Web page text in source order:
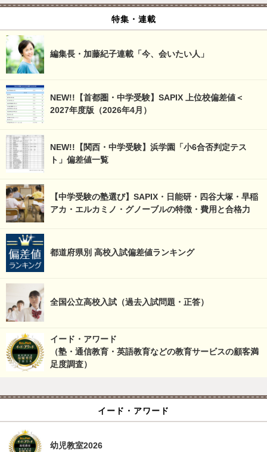
特集・連載
編集長・加藤紀子連載「今、会いたい人」
NEW!!【首都圏・中学受験】SAPIX 上位校偏差値＜
2027年度版（2026年4月）
NEW!!【関西・中学受験】浜学園「小6合否判定テス
ト」偏差値一覧
【中学受験の塾選び】SAPIX・日能研・四谷大塚・早稲
アカ・エルカミノ・グノーブルの特徴・費用と合格力
都道府県別 高校入試偏差値ランキング
全国公立高校入試（過去入試問題・正答）
イード・アワード
（塾・通信教育・英語教育などの教育サービスの顧客満
足度調査）
イード・アワード
幼児教室2026